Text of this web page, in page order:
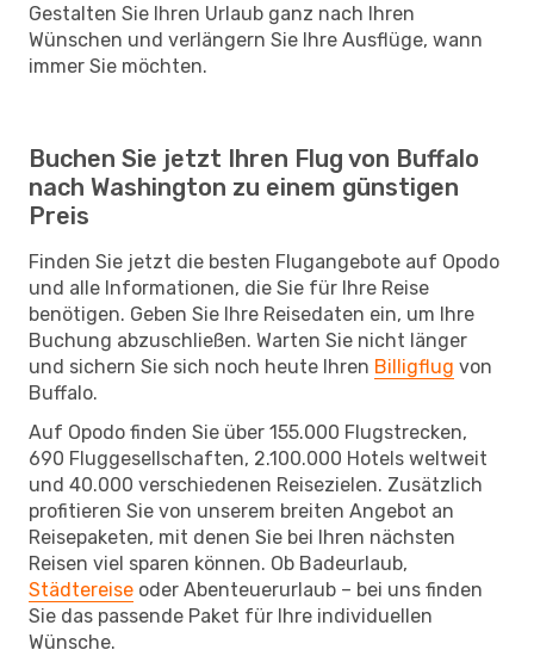
Gestalten Sie Ihren Urlaub ganz nach Ihren
Wünschen und verlängern Sie Ihre Ausflüge, wann
immer Sie möchten.
Buchen Sie jetzt Ihren Flug von Buffalo
nach Washington zu einem günstigen
Preis
Finden Sie jetzt die besten Flugangebote auf Opodo
und alle Informationen, die Sie für Ihre Reise
benötigen. Geben Sie Ihre Reisedaten ein, um Ihre
Buchung abzuschließen. Warten Sie nicht länger
und sichern Sie sich noch heute Ihren Billigflug von
Buffalo.
Auf Opodo finden Sie über 155.000 Flugstrecken,
690 Fluggesellschaften, 2.100.000 Hotels weltweit
und 40.000 verschiedenen Reisezielen. Zusätzlich
profitieren Sie von unserem breiten Angebot an
Reisepaketen, mit denen Sie bei Ihren nächsten
Reisen viel sparen können. Ob Badeurlaub,
Städtereise oder Abenteuerurlaub – bei uns finden
Sie das passende Paket für Ihre individuellen
Wünsche.